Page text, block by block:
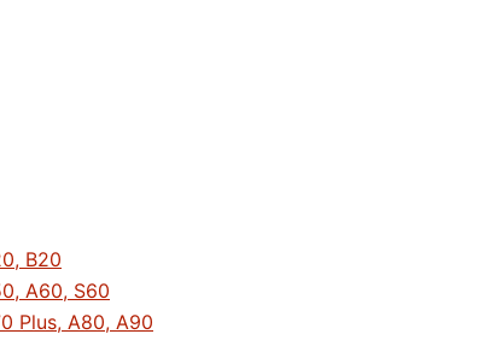
B20
A60, S60
Plus, A80, A90